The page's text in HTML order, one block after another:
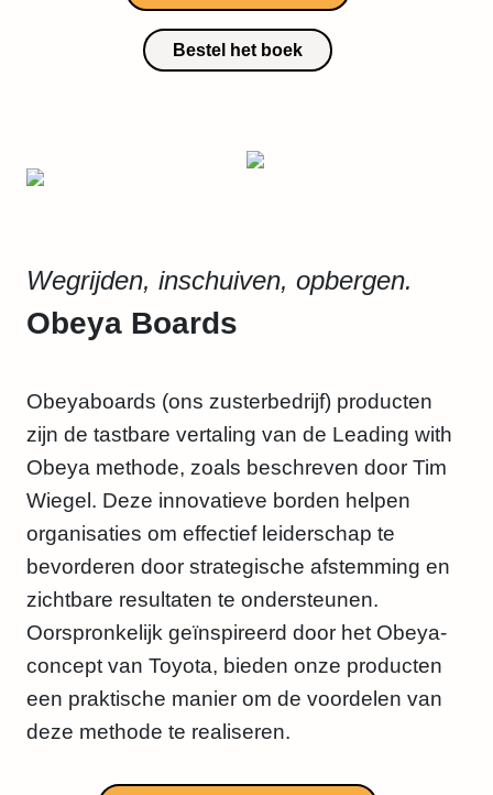
Bestel het boek
Wegrijden, inschuiven, opbergen.
Obeya Boards
Obeyaboards (ons zusterbedrijf) producten
zijn de tastbare vertaling van de Leading with
Obeya methode, zoals beschreven door Tim
Wiegel. Deze innovatieve borden helpen
organisaties om effectief leiderschap te
bevorderen door strategische afstemming en
zichtbare resultaten te ondersteunen.
Oorspronkelijk geïnspireerd door het Obeya-
concept van Toyota, bieden onze producten
een praktische manier om de voordelen van
deze methode te realiseren.